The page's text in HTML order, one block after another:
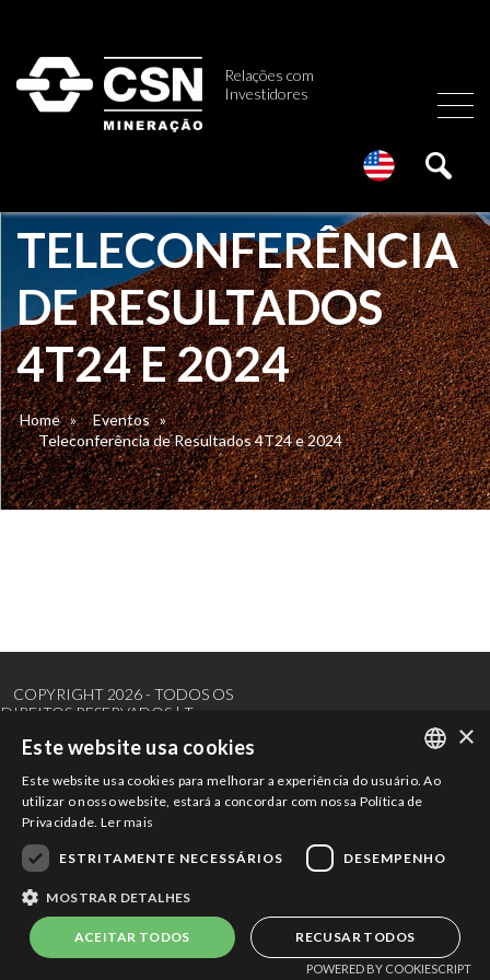
Relações com
Investidores
TELECONFERÊNCIA
DE RESULTADOS
4T24 E 2024
Home » Eventos »
Teleconferência de Resultados 4T24 e 2024
COPYRIGHT 2026 - TODOS OS
DIREITOS RESERVADOS | Termos e
Privacidade
PORTUGUESE
×
Este website usa cookies
Este website usa cookies para melhorar a experiência do usuário. Ao
utilizar o nosso website, estará a concordar com nossa Política de
Privacidade. Ler mais
ESTRITAMENTE NECESSÁRIOS DESEMPENHO
MOSTRAR DETALHES
ACEITAR TODOS RECUSAR TODOS
POWERED BY COOKIESCRIPT